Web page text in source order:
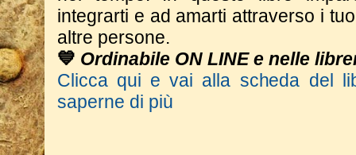
integrarti e ad amarti attraverso i
altre persone.
💙 Ordinabile ON LINE e nelle
Clicca qui e vai alla scheda del
saperne di più